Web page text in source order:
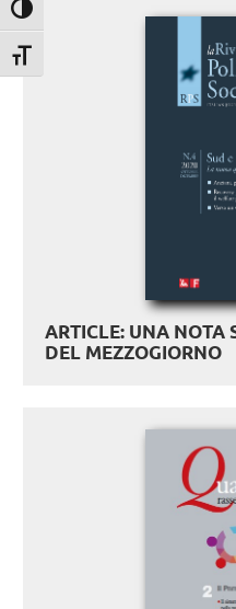
Attiva/disattiva alto contrasto
Attiva/disattiva dimensione
ARTICLE: UNA NOTA
DEL MEZZOGIORNO